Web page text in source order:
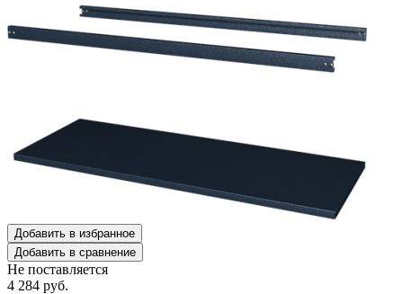
Добавить в избранное
Добавить в сравнение
Не поставляется
4 284 руб.